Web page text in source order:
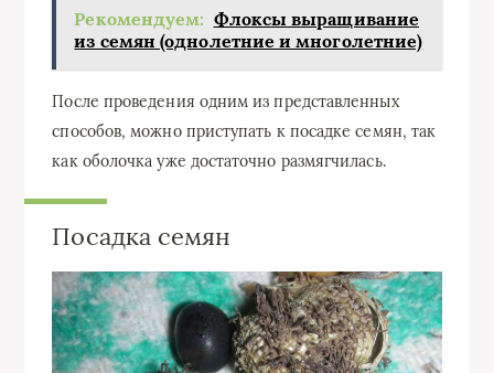
Рекомендуем: Флоксы выращивание
из семян (однолетние и многолетние)
После проведения одним из представленных
способов, можно приступать к посадке семян, так
как оболочка уже достаточно размягчилась.
Посадка семян